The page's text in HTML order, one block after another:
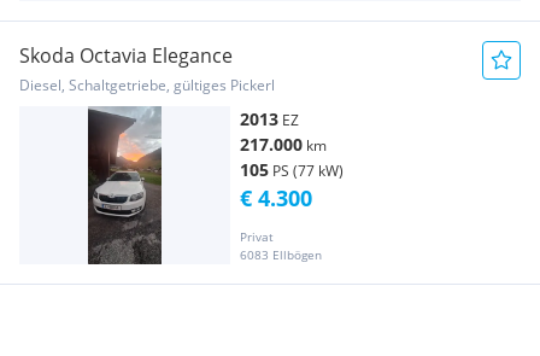
Skoda Octavia Elegance
Diesel, Schaltgetriebe, gültiges Pickerl
2013 EZ
217.000 km
105 PS (77 kW)
Privat
6083 Ellbögen
€ 4.300